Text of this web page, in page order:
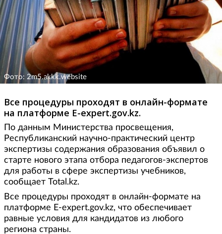
Фото: 2m5.akkk.website
Все процедуры проходят в онлайн-формате
на платформе E-expert.gov.kz.
По данным Министерства просвещения,
Республиканский научно-практический центр
экспертизы содержания образования объявил о
старте нового этапа отбора педагогов-экспертов
для работы в сфере экспертизы учебников,
сообщает Total.kz.
Все процедуры проходят в онлайн-формате на
платформе E-expert.gov.kz, что обеспечивает
равные условия для кандидатов из любого
региона страны.